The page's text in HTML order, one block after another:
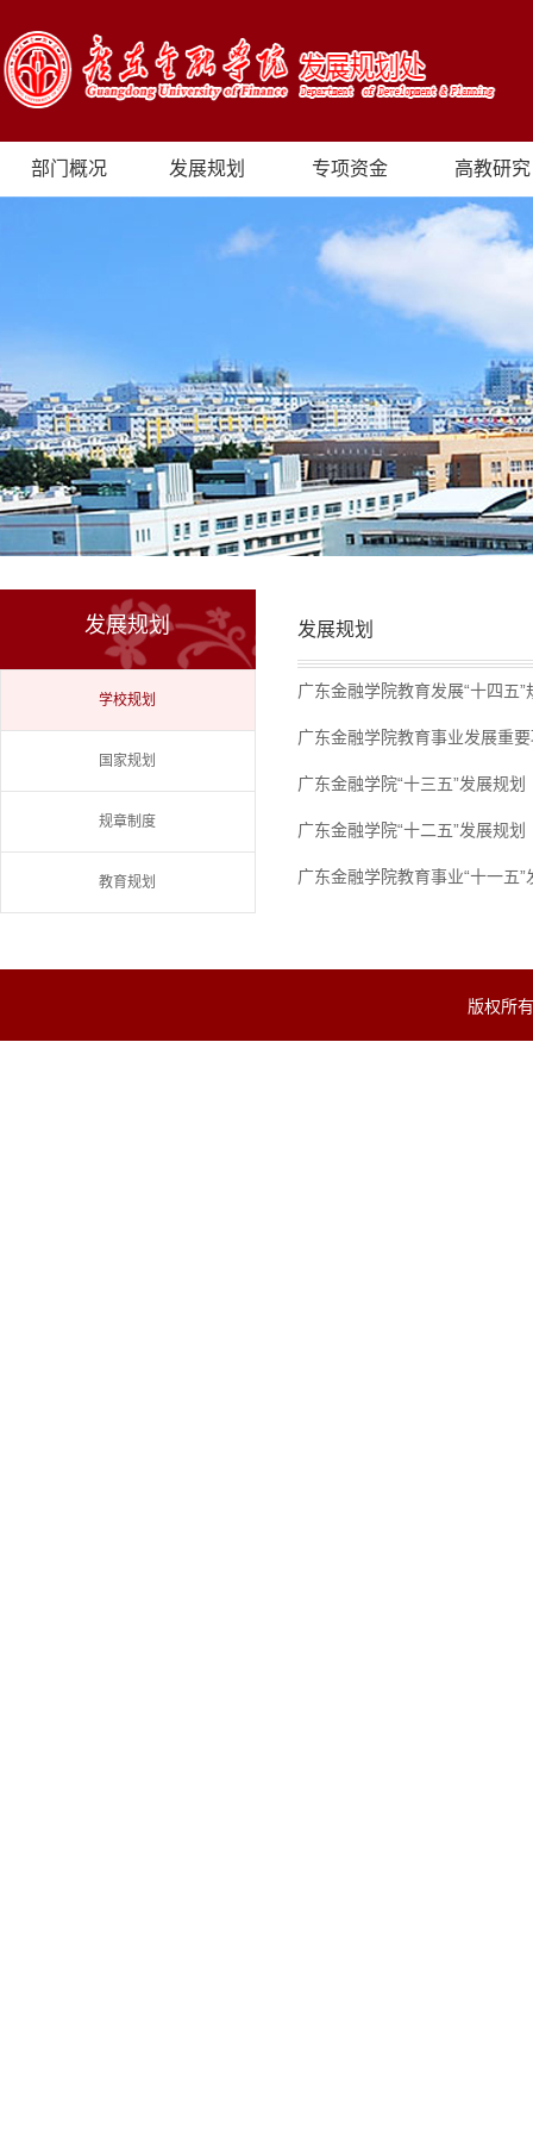
部门概况 发展规划 专项资金 高教研究
发展规划
学校规划
国家规划
规章制度
教育规划
发展规划
广东金融学院教育发展“十四五”
广东金融学院教育事业发展重
广东金融学院“十三五”发展规
广东金融学院“十二五”发展规划
广东金融学院教育事业“十一五”
版权所